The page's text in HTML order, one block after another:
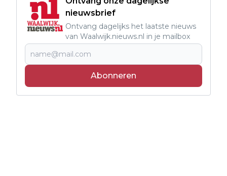
nieuwsbrief
Ontvang dagelijks het laatste nieuws
van Waalwijk.nieuws.nl in je mailbox
Abonneren